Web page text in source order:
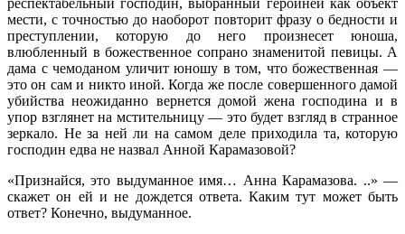
мести, с точностью до наоборот повторит фразу о бедности и
преступлении, которую до него произнесет юноша,
влюбленный в божественное сопрано знаменитой певицы. А
дама с чемоданом уличит юношу в том, что божественная —
это он сам и никто иной. Когда же после совершенного дамой
убийства неожиданно вернется домой жена господина и в
упор взглянет на мстительницу — это будет взгляд в странное
зеркало. Не за ней ли на самом деле приходила та, которую
господин едва не назвал Анной Карамазовой?
«Признайся, это выдуманное имя… Анна Карамазова. ..» —
скажет он ей и не дождется ответа. Каким тут может быть
ответ? Конечно, выдуманное.